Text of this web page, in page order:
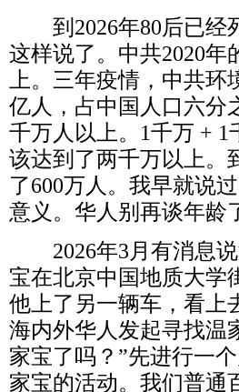
到 2026年80后已经
这样说了。中共2020年
上。三年疫情，中共环
亿人，占中国人口六分
千万人以上。 1千万 + 1
该达到了两千万以上。
了600万人。我早就说
意义。华人别再谈年龄
2026年3月有消息
宝在北京中国地质大学
他上了另一辆车，看上
海内外华人发起寻找温
家宝了吗？”先进行一
家宝的活动。我们普通